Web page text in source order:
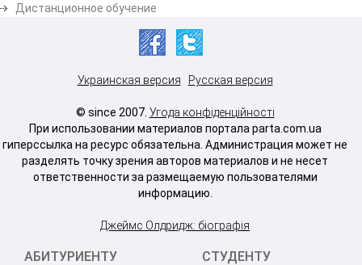
Дистанционное обучение
Украинская версия Русская версия
© since 2007. Угода конфіденційності
При использовании материалов портала parta.com.ua
гиперссылка на ресурс обязательна. Администрация может не
разделять точку зрения авторов материалов и не несет
ответственности за размещаемую пользователями
информацию.
Джеймс Олдридж: біографія
АБИТУРИЕНТУ СТУДЕНТУ